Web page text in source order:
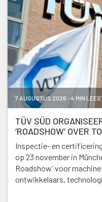
7 AUGUSTUS 2026 - 4 MIN
TÜV SÜD
‘ROADSHOW’ OVER
Inspectie- en
op 23 november in
Roadshow’ voor
ontwikkelaars,